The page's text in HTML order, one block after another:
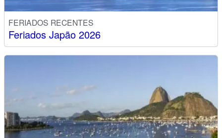
FERIADOS RECENTES
Feriados Japão 2026